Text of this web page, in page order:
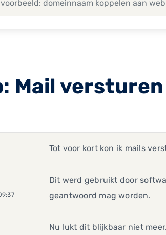
Mail
Tot voor kort kon ik mails
Dit werd gebruikt door
geantwoord mag worden.
Nu lukt dit blijkbaar niet